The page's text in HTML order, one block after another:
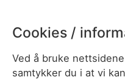
Cookies /
Ved å bruke
samtykker du i at vi